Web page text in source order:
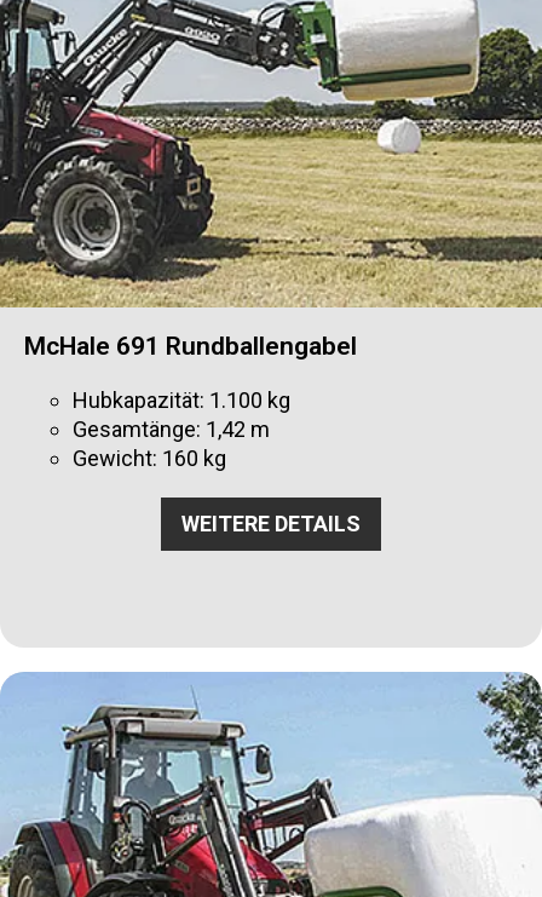
McHale 691 Rundballengabel
Hubkapazität: 1.100 kg
Gesamtänge: 1,42 m
Gewicht: 160 kg
WEITERE DETAILS